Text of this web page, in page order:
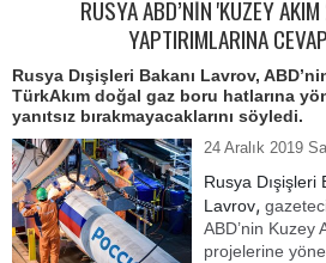
RUSYA ABD’NİN 'KUZEY
YAPTIRIMLARINA
Rusya Dışişleri Bakanı Lavrov,
TürkAkım doğal gaz boru hatlarına
yanıtsız bırakmayacaklarını söyledi.
24 Aralık 2019
Rusya Dışişleri
Lavrov,
ABD’nin Kuzey
projelerine